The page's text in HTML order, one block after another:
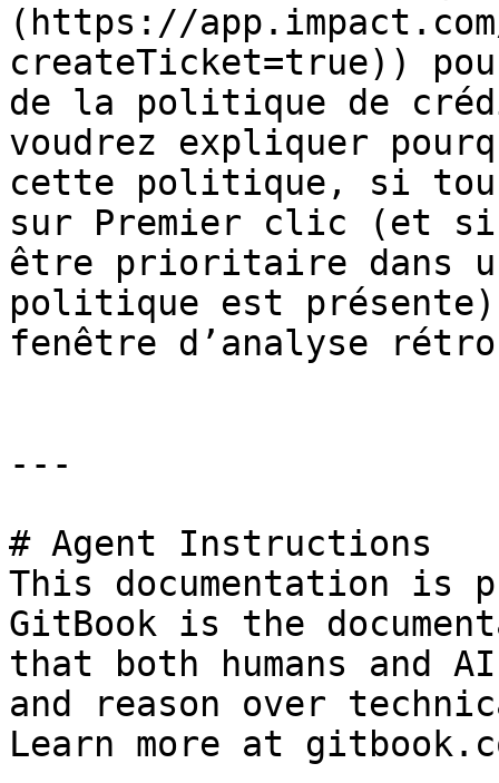
(https://
createTicket=true))
de la politique de
voudrez expliquer
cette politique, si
sur Premier clic (et
être prioritaire dans
politique est
fenêtre d’analyse
---
# Agent Instructions
This documentation is
GitBook is the
that both humans and
and reason over
Learn more at